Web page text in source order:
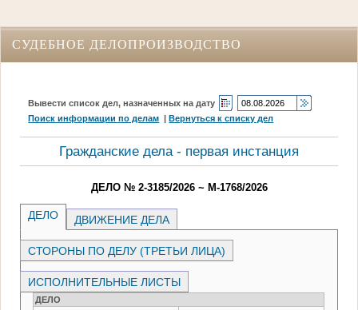
СУДЕБНОЕ ДЕЛОПРОИЗВОДСТВО
Вывести список дел, назначенных на дату
Поиск информации по делам |Вернуться к списку дел
Гражданские дела - первая инстанция
ДЕЛО № 2-3185/2026 ~ М-1768/2026
ДЕЛО ДВИЖЕНИЕ ДЕЛА
СТОРОНЫ ПО ДЕЛУ (ТРЕТЬИ ЛИЦА)
ИСПОЛНИТЕЛЬНЫЕ ЛИСТЫ
ДЕЛО